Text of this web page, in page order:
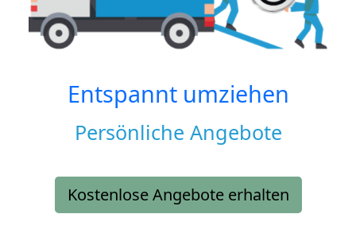
Entspannt umziehen
Persönliche Angebote
Kostenlose Angebote erhalten